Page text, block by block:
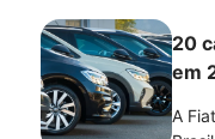
20
em
A